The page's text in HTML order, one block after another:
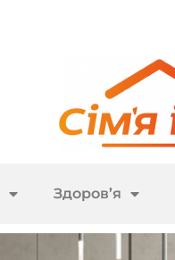
Здоров’я